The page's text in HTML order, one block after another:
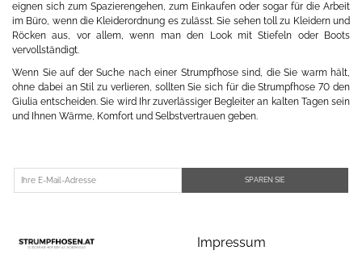
eignen sich zum Spazierengehen, zum Einkaufen oder sogar für die Arbeit
im Büro, wenn die Kleiderordnung es zulässt. Sie sehen toll zu Kleidern und
Röcken aus, vor allem, wenn man den Look mit Stiefeln oder Boots
vervollständigt.
Wenn Sie auf der Suche nach einer Strumpfhose sind, die Sie warm hält,
ohne dabei an Stil zu verlieren, sollten Sie sich für die Strumpfhose 70 den
Giulia entscheiden. Sie wird Ihr zuverlässiger Begleiter an kalten Tagen sein
und Ihnen Wärme, Komfort und Selbstvertrauen geben.
SPAREN SIE
Impressum